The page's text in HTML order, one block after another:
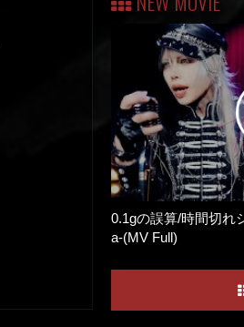
0.1gの誤算/時間切れ
a-(MV Full)